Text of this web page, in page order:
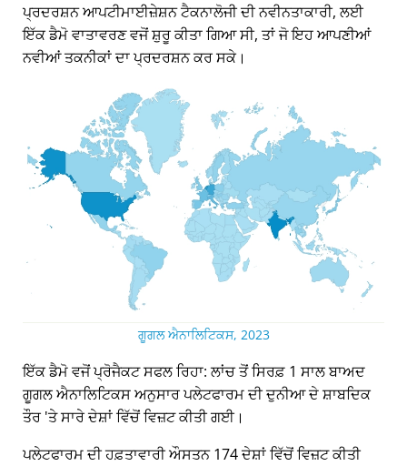
ਪ੍ਰਦਰਸ਼ਨ ਆਪਟੀਮਾਈਜ਼ੇਸ਼ਨ ਟੈਕਨਾਲੋਜੀ ਦੀ ਨਵੀਨਤਾਕਾਰੀ, ਲਈ
ਇੱਕ ਡੈਮੋ ਵਾਤਾਵਰਣ ਵਜੋਂ ਸ਼ੁਰੂ ਕੀਤਾ ਗਿਆ ਸੀ, ਤਾਂ ਜੋ ਇਹ ਆਪਣੀਆਂ
ਨਵੀਆਂ ਤਕਨੀਕਾਂ ਦਾ ਪ੍ਰਦਰਸ਼ਨ ਕਰ ਸਕੇ।
ਗੂਗਲ ਐਨਾਲਿਟਿਕਸ, 2023
ਇੱਕ ਡੈਮੋ ਵਜੋਂ ਪ੍ਰੋਜੈਕਟ ਸਫਲ ਰਿਹਾ: ਲਾਂਚ ਤੋਂ ਸਿਰਫ਼ 1 ਸਾਲ ਬਾਅਦ
ਗੂਗਲ ਐਨਾਲਿਟਿਕਸ ਅਨੁਸਾਰ ਪਲੇਟਫਾਰਮ ਦੀ ਦੁਨੀਆ ਦੇ ਸ਼ਾਬਦਿਕ
ਤੌਰ 'ਤੇ ਸਾਰੇ ਦੇਸ਼ਾਂ ਵਿੱਚੋਂ ਵਿਜ਼ਟ ਕੀਤੀ ਗਈ।
ਪਲੇਟਫਾਰਮ ਦੀ ਹਫ਼ਤਾਵਾਰੀ ਔਸਤਨ 174 ਦੇਸ਼ਾਂ ਵਿੱਚੋਂ ਵਿਜ਼ਟ ਕੀਤੀ